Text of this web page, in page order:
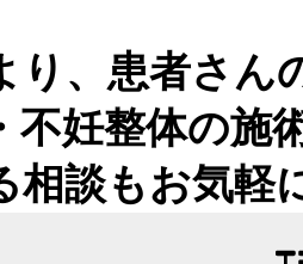
り、患者さ
不妊整体の施
相談もお気軽